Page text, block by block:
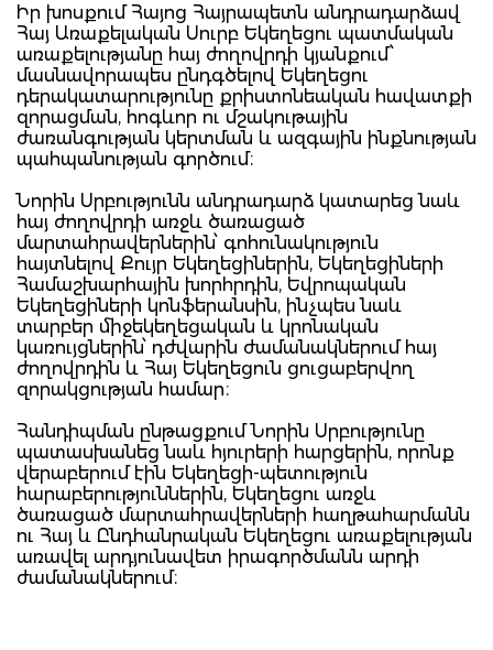
Իր խոսքում Հայոց Հայրապետն անդրադարձավ
Հայ Առաքելական Սուրբ Եկեղեցու պատմական
առաքելությանը հայ ժողովրդի կյանքում՝
մասնավորապես ընդգծելով Եկեղեցու
դերակատարությունը քրիստոնեական հավատքի
զորացման, հոգևոր ու մշակութային
ժառանգության կերտման և ազգային ինքնության
պահպանության գործում։
Նորին Սրբությունն անդրադարձ կատարեց նաև
հայ ժողովրդի առջև ծառացած
մարտահրավերներին՝ գոհունակություն
հայտնելով Քույր Եկեղեցիներին, Եկեղեցիների
Համաշխարհային խորհրդին, Եվրոպական
Եկեղեցիների կոնֆերանսին, ինչպես նաև
տարբեր միջեկեղեցական և կրոնական
կառույցներին՝ դժվարին ժամանակներում հայ
ժողովրդին և Հայ Եկեղեցուն ցուցաբերվող
զորակցության համար։
Հանդիպման ընթացքում Նորին Սրբությունը
պատասխանեց նաև հյուրերի հարցերին, որոնք
վերաբերում էին Եկեղեցի-պետություն
հարաբերություններին, Եկեղեցու առջև
ծառացած մարտահրավերների հաղթահարմանն
ու Հայ և Ընդհանրական Եկեղեցու առաքելության
առավել արդյունավետ իրագործմանն արդի
ժամանակներում։